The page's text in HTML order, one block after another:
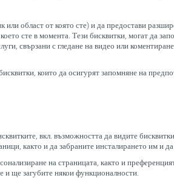
или област от която сте) и да предостави
сте в момента. Тези бисквитки, могат да
свързани с гледане на видео или
които да осигурят запомняне на
вкл. възможността да видите
както и да забраните инсталирането им и да
на страницата, както и
и ще загубите някои функционалности.